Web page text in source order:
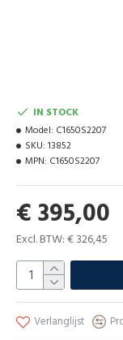
€ 395,00
Excl. BTW: € 326,45
IN STOCK
Model: C1650S2207
SKU: 13852
MPN: C1650S2207
Verlanglijst